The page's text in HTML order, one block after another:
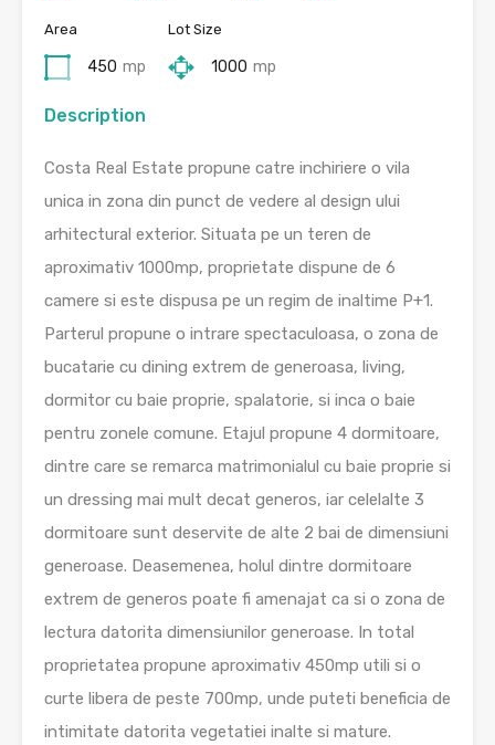
Area
450 mp
Lot Size
1000 mp
Description
Costa Real Estate propune catre inchiriere o vila
unica in zona din punct de vedere al design ului
arhitectural exterior. Situata pe un teren de
aproximativ 1000mp, proprietate dispune de 6
camere si este dispusa pe un regim de inaltime P+1.
Parterul propune o intrare spectaculoasa, o zona de
bucatarie cu dining extrem de generoasa, living,
dormitor cu baie proprie, spalatorie, si inca o baie
pentru zonele comune. Etajul propune 4 dormitoare,
dintre care se remarca matrimonialul cu baie proprie si
un dressing mai mult decat generos, iar celelalte 3
dormitoare sunt deservite de alte 2 bai de dimensiuni
generoase. Deasemenea, holul dintre dormitoare
extrem de generos poate fi amenajat ca si o zona de
lectura datorita dimensiunilor generoase. In total
proprietatea propune aproximativ 450mp utili si o
curte libera de peste 700mp, unde puteti beneficia de
intimitate datorita vegetatiei inalte si mature.